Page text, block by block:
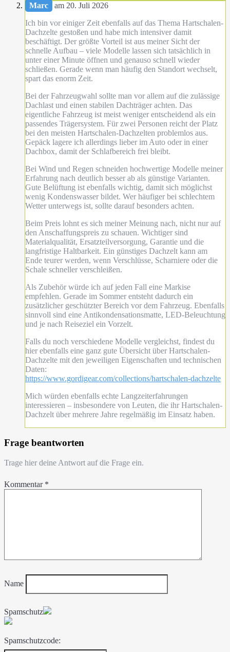
Marc
am 20. Juli 2026
Ich bin vor einiger Zeit ebenfalls auf das Thema Hartschalen-
Dachzelte gestoßen und habe mich intensiver damit
beschäftigt. Der größte Vorteil ist aus meiner Sicht der
schnelle Aufbau – viele Modelle lassen sich tatsächlich in
unter einer Minute öffnen und genauso schnell wieder
schließen. Gerade wenn man häufig den Standort wechselt,
spart das enorm Zeit.
Bei der Fahrzeugwahl sollte man vor allem auf die zulässige
Dachlast und einen stabilen Dachträger achten. Das
eigentliche Fahrzeug ist meist weniger entscheidend als ein
passendes Trägersystem. Für zwei Personen reicht der Platz
bei den meisten Hartschalen-Dachzelten problemlos aus.
Gepäck lagere ich allerdings lieber im Auto oder in einer
Dachbox, damit der Schlafbereich frei bleibt.
Bei Wind und Regen schneiden hochwertige Modelle meiner
Erfahrung nach deutlich besser ab als günstige Varianten.
Gute Belüftung ist ebenfalls wichtig, damit sich möglichst
wenig Kondenswasser bildet. Wer häufiger bei schlechtem
Wetter unterwegs ist, sollte darauf besonders achten.
Beim Preis lohnt es sich meiner Meinung nach, nicht nur auf
den Anschaffungspreis zu schauen. Wichtiger sind
Materialqualität, Ersatzteilversorgung, Garantie und die
langfristige Haltbarkeit. Ein günstiges Dachzelt kann am
Ende teurer werden, wenn Verschlüsse, Scharniere oder die
Schale schneller verschleißen.
Als Zubehör würde ich auf jeden Fall eine Markise
empfehlen. Gerade im Sommer entsteht dadurch ein
zusätzlicher geschützter Bereich vor dem Fahrzeug. Ebenfalls
sinnvoll sind eine Antikondensationsmatte, LED-Beleuchtung
und je nach Reiseziel ein Vorzelt.
Falls du noch verschiedene Modelle vergleichst, findest du
hier ebenfalls eine ganz gute Übersicht über Hartschalen-
Dachzelte mit den jeweiligen Eigenschaften und technischen
Daten:
https://www.gordigear.com/collections/hartschalen-dachzelte
Mich würden ebenfalls echte Langzeiterfahrungen
interessieren – insbesondere von Leuten, die ihr Hartschalen-
Dachzelt über mehrere Jahre regelmäßig im Einsatz haben.
Frage beantworten
Trage hier deine Antwort auf die Frage ein.
Kommentar *
Name
Spamschutz
Spamschutzcode: